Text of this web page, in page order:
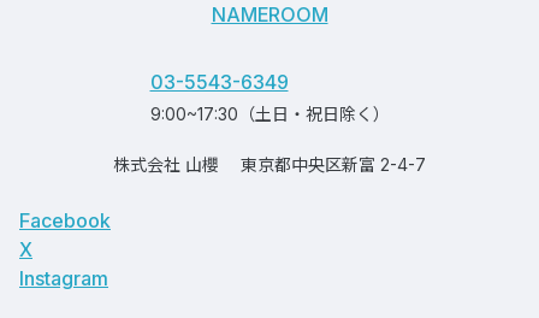
NAMEROOM
03-5543-6349
9:00~17:30（土日・祝日除く）
株式会社 山櫻 東京都中央区新富 2-4-7
Facebook
X
Instagram